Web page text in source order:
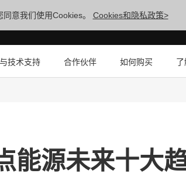
意我们使用Cookies。 Cookies和隐私政策>
技术支持 合作伙伴 如何购买
能源未来十大